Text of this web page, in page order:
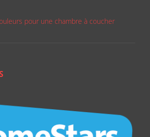
pour une chambre à coucher